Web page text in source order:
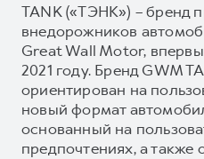
TANK («ТЭНК») – бренд
внедорожников
Great Wall Motor,
2021 году. Бренд GWM
ориентирован на
новый формат
основанный на
предпочтениях, а